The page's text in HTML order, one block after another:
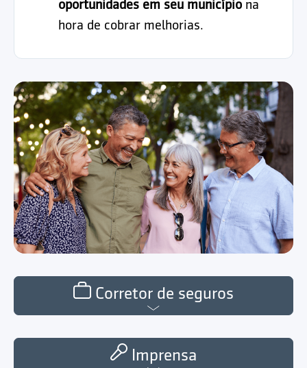
Corretor de seguros
Imprensa
oportunidades em seu município na
hora de cobrar melhorias.